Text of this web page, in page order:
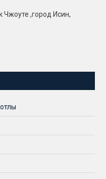
Чжоуте ,город Исин,